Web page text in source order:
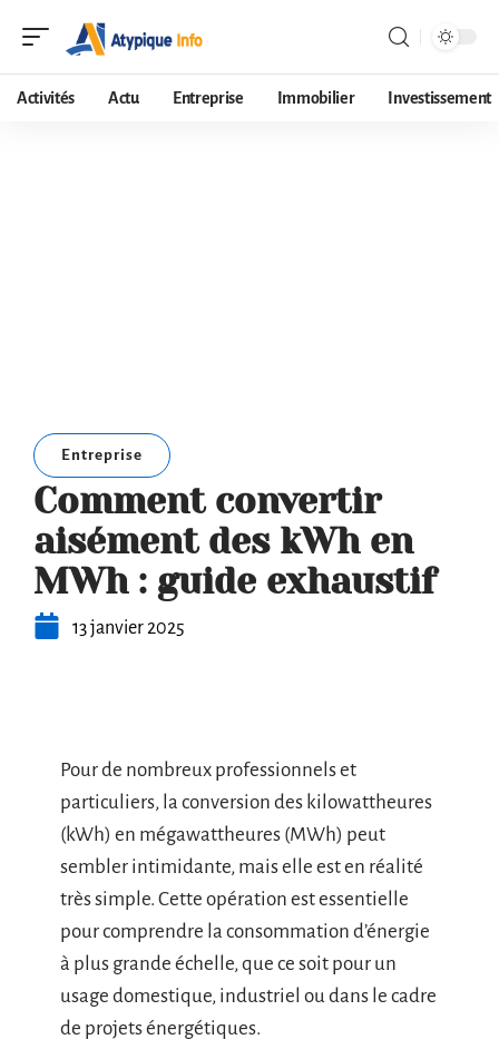
Activités Actu Entreprise Immobilier Investissement
Entreprise
Comment convertir
aisément des kWh en
MWh : guide exhaustif
13 janvier 2025
Pour de nombreux professionnels et
particuliers, la conversion des kilowattheures
(kWh) en mégawattheures (MWh) peut
sembler intimidante, mais elle est en réalité
très simple. Cette opération est essentielle
pour comprendre la consommation d’énergie
à plus grande échelle, que ce soit pour un
usage domestique, industriel ou dans le cadre
de projets énergétiques.